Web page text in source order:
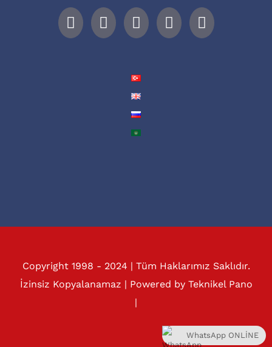
Copyright 1998 - 2024 | Tüm Haklarımız Saklıdır.
İzinsiz Kopyalanamaz | Powered by Teknikel Pano
|
WhatsApp ONLİNE